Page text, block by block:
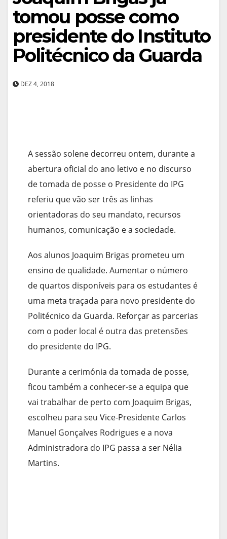
tomou posse como
presidente do Instituto
Politécnico da Guarda
DEZ 4, 2018
A sessão solene decorreu ontem, durante a
abertura oficial do ano letivo e no discurso
de tomada de posse o Presidente do IPG
referiu que vão ser três as linhas
orientadoras do seu mandato, recursos
humanos, comunicação e a sociedade.
Aos alunos Joaquim Brigas prometeu um
ensino de qualidade. Aumentar o número
de quartos disponíveis para os estudantes é
uma meta traçada para novo presidente do
Politécnico da Guarda. Reforçar as parcerias
com o poder local é outra das pretensões
do presidente do IPG.
Durante a cerimónia da tomada de posse,
ficou também a conhecer-se a equipa que
vai trabalhar de perto com Joaquim Brigas,
escolheu para seu Vice-Presidente Carlos
Manuel Gonçalves Rodrigues e a nova
Administradora do IPG passa a ser Nélia
Martins.